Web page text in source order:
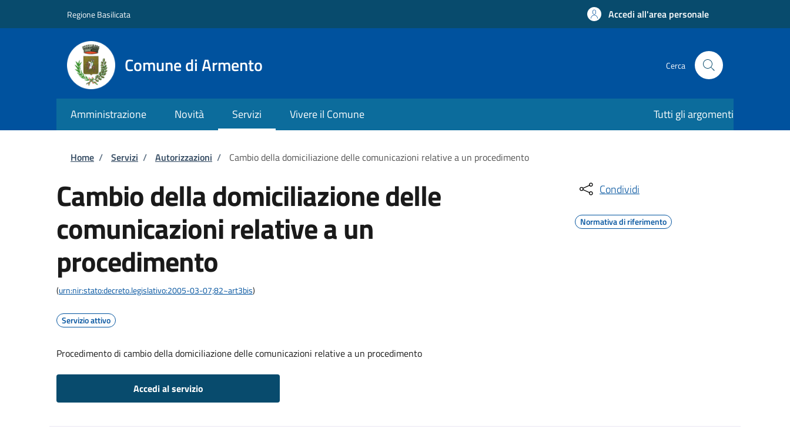
Regione Basilicata Accedi all'area personale
Comune di Armento Cerca
Amministrazione Novità Servizi Vivere il Comune Tutti gli argomenti
Briciole di pane
Home / Servizi / Autorizzazioni / Cambio della domiciliazione delle comunicazioni relative a un procedimento
Cambio della domiciliazione delle
comunicazioni relative a un
procedimento
(urn:nir:stato:decreto.legislativo:2005-03-07;82~art3bis)
Servizio attivo
Procedimento di cambio della domiciliazione delle comunicazioni relative a un procedimento
Accedi al servizio
Condividi
Normativa di riferimento